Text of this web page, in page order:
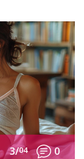
3/04 0